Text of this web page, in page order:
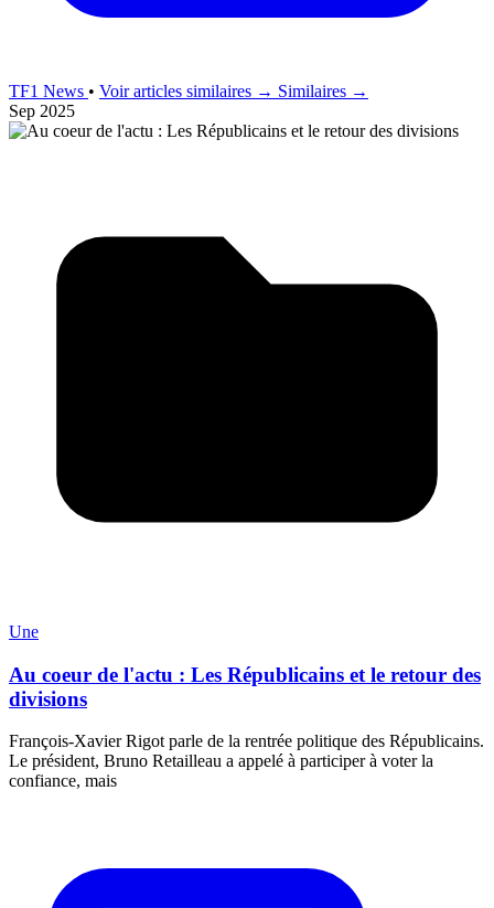
TF1 News • Voir articles similaires → Similaires →
Sep 2025
Une
Au coeur de l'actu : Les Républicains et le retour des
divisions
François-Xavier Rigot parle de la rentrée politique des Républicains.
Le président, Bruno Retailleau a appelé à participer à voter la
confiance, mais